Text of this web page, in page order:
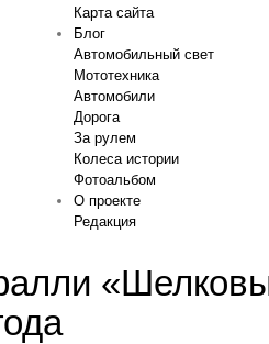
Карта сайта
Блог
Автомобильный свет
Мототехника
Автомобили
Дорога
За рулем
Колеса истории
Фотоальбом
О проекте
Редакция